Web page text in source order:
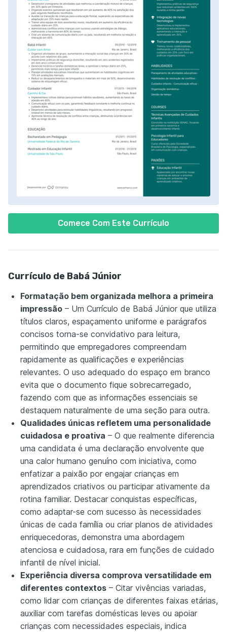
Comece Com Este Currículo
Currículo de Babá Júnior
Formatação bem organizada melhora a primeira
impressão – Um Currículo de Babá Júnior que utiliza
títulos claros, espaçamento uniforme e parágrafos
concisos torna-se convidativo para leitura,
permitindo que empregadores compreendam
rapidamente as qualificações e experiências
relevantes. O uso adequado do espaço em branco
evita que o documento fique sobrecarregado,
fazendo com que as informações essenciais se
destaquem naturalmente de uma seção para outra.
Qualidades únicas refletem uma personalidade
cuidadosa e proativa – O que realmente diferencia
uma candidata é uma declaração envolvente que
una calor humano genuíno com iniciativa, como
enfatizar a paixão por engajar crianças em
aprendizados criativos ou participar ativamente da
rotina familiar. Destacar conquistas específicas,
como adaptar-se com sucesso às necessidades
únicas de cada família ou criar planos de atividades
enriquecedoras, demonstra uma abordagem
atenciosa e cuidadosa, rara em funções de cuidado
infantil de nível inicial.
Experiência diversa comprova versatilidade em
diferentes contextos – Citar vivências variadas,
como lidar com crianças de diferentes faixas etárias,
auxiliar com tarefas domésticas leves ou apoiar
crianças com necessidades especiais, indica